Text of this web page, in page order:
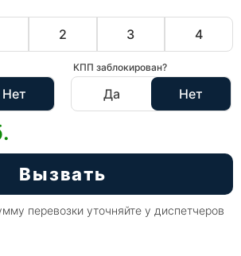
2 3 4
Нет
КПП заблокирован?
Да Нет
Вызвать
перевозки уточняйте у диспетчеров